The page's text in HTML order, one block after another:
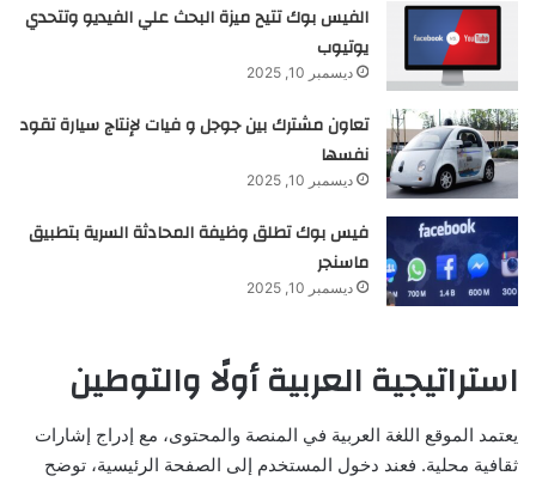
الفيس بوك تتيح ميزة البحث علي الفيديو وتتحدي
يوتيوب
ديسمبر 10, 2025
تعاون مشترك بين جوجل و فيات لإنتاج سيارة تقود
نفسها
ديسمبر 10, 2025
فيس بوك تطلق وظيفة المحادثة السرية بتطبيق
ماسنجر
ديسمبر 10, 2025
استراتيجية العربية أولًا والتوطين
يعتمد الموقع اللغة العربية في المنصة والمحتوى، مع إدراج إشارات
ثقافية محلية. فعند دخول المستخدم إلى الصفحة الرئيسية، توضح